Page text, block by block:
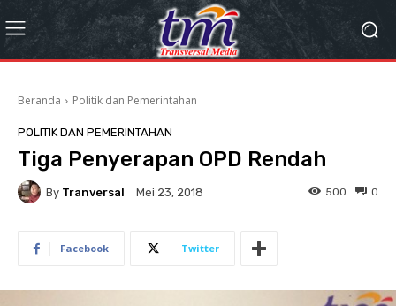
Beranda Politik dan Pemerintahan
POLITIK DAN PEMERINTAHAN
Tiga Penyerapan OPD Rendah
By Tranversal Mei 23, 2018 0
500
Facebook Twitter